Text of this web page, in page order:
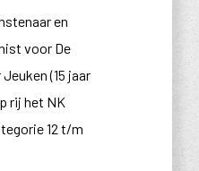
en
voor De
(15 jaar
rij het NK
12 t/m